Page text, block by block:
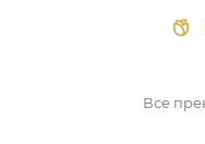
Все